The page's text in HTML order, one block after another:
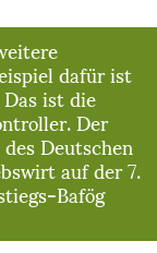
dafür ist
ist die
Der
Deutschen
auf der 7.
Bafög